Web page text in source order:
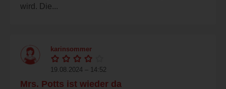
wird. Die...
karinsommer
19.08.2024 – 14:52
Mrs. Potts ist wieder da